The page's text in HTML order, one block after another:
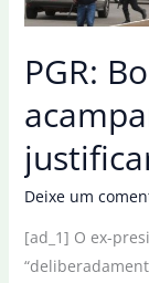
PGR:
Deixe um
[ad_1] O ex-